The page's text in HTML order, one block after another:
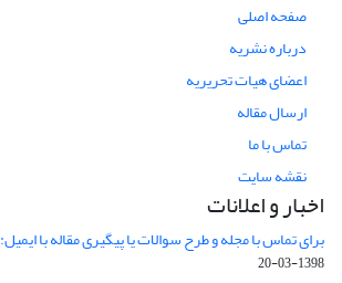
صفحه اصلی
درباره نشریه
اعضای هیات تحریریه
ارسال مقاله
تماس با ما
نقشه سایت
اخبار و اعلانات
برای تماس با مجله و طرح سوالات یا پیگیری مقاله با ایمیل: japr@ut.ac.ir با ...
1398-03-20